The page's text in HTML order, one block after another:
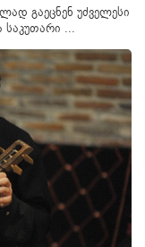
გაეცნენ უძველესი
საკუთარი ...